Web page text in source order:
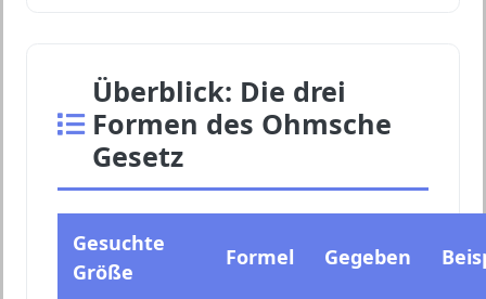
Überblick: Die drei
Formen des Ohmsche
Gesetz
Gesuchte
Größe
Formel Gegeben